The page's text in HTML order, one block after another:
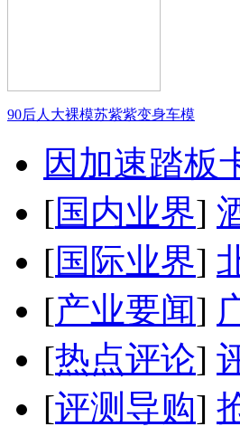
90后人大裸模苏紫紫变身车模
因加速踏板
[国内业界]
[国际业界]
[产业要闻]
[热点评论]
[评测导购]